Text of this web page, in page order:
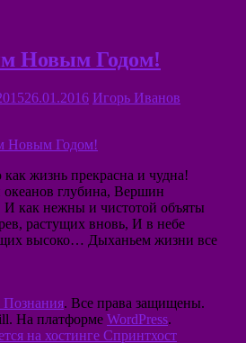
Новым Годом!
26.01.2016 Игорь Иванов
жизнь прекрасна и чудна!
глубина, Вершин
как нежны и чистотой объяты
растущих вновь, И в небе
высоко… Дыханьем жизни все
. Все права защищены.
На платформе WordPress.
на хостинге Спринтхост